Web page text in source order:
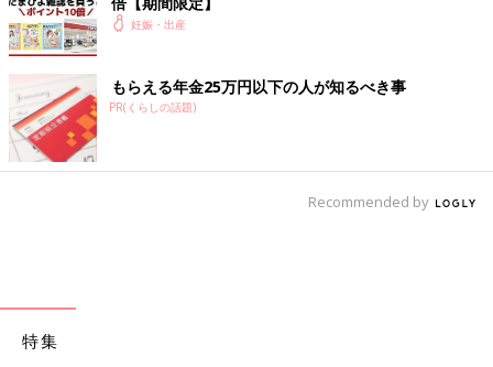
が、海外での出産はどうでしたか？
藤岡：長男の妊娠時は塩分を取りすぎてしまい、手足がゾウのよ
妊娠・出産
もらえる年金25万円以下の人が知るべき事
PR(くらしの話題)
Recommended by
特集